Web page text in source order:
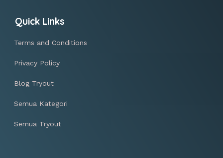
Quick Links
Terms and Conditions
Privacy Policy
Blog Tryout
Semua Kategori
Semua Tryout